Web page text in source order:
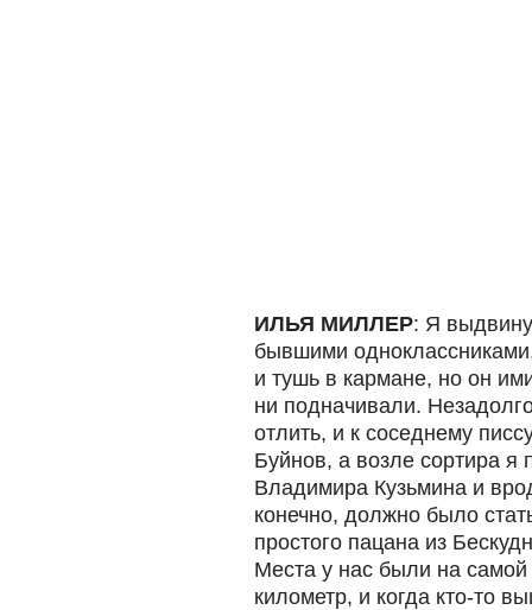
ИЛЬЯ МИЛЛЕР: Я
бывшими
и тушь в кармане, но он
ни подначивали.
отлить, и к соседнему
Буйнов, а возле сортира я
Владимира Кузьмина и
конечно, должно было
простого пацана из
Места у нас были на
километр, и когда кто-то